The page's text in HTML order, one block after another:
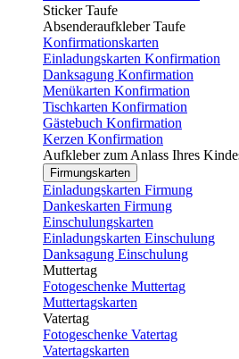
Sticker Taufe
Absenderaufkleber Taufe
Konfirmationskarten
Einladungskarten Konfirmation
Danksagung Konfirmation
Menükarten Konfirmation
Tischkarten Konfirmation
Gästebuch Konfirmation
Kerzen Konfirmation
Aufkleber zum Anlass Ihres
Firmungskarten
Einladungskarten Firmung
Dankeskarten Firmung
Einschulungskarten
Einladungskarten Einschulung
Danksagung Einschulung
Muttertag
Fotogeschenke Muttertag
Muttertagskarten
Vatertag
Fotogeschenke Vatertag
Vatertagskarten